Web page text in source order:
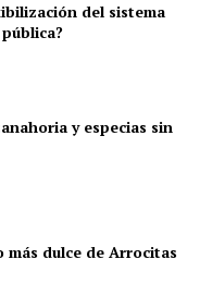
del sistema
y especias sin
más dulce de Arrocitas